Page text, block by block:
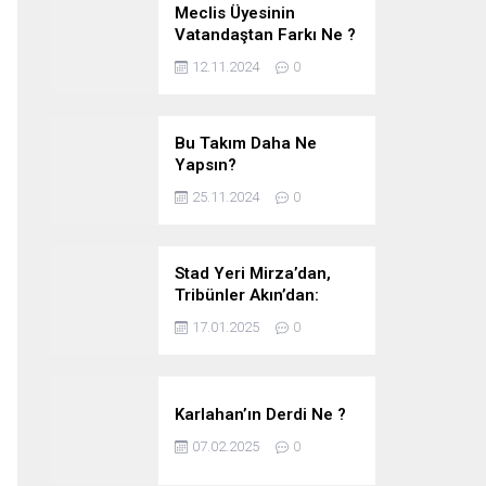
Meclis Üyesinin
Vatandaştan Farkı Ne ?
12.11.2024 0
Bu Takım Daha Ne
Yapsın?
25.11.2024 0
Stad Yeri Mirza’dan,
Tribünler Akın’dan:
Geriye Bakanlık Kaldı.
17.01.2025 0
Karlahan’ın Derdi Ne ?
07.02.2025 0